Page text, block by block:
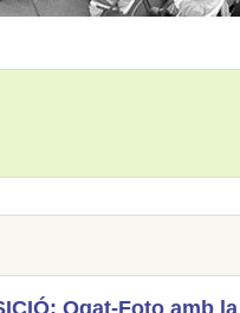
Qgat-Foto amb